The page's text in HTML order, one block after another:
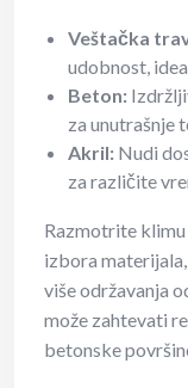
Veštačka
udobnost,
Beton:
za unutrašnje
Akril: Nudi
za različite
Razmotrite
izbora
više održavanja
može zahtevati
betonske